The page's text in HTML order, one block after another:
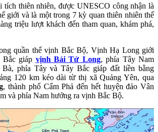
tích thiên nhiên, được UNESCO công nhận là
giới và là một trong 7 kỳ quan thiên nhiên thế
triệu lượt khách đến tham quan, khám phá,
quần thể vịnh Bắc Bộ, Vịnh Hạ Long giới
giáp vịnh Bái Tử Long, phía Tây Nam
Bà, phía Tây và Tây Bắc giáp đất liền bằng
120 km kéo dài từ thị xã Quảng Yên, qua
, thành phố Cẩm Phả đến hết huyện đảo Vân
và phía Nam hướng ra vịnh Bắc Bộ.